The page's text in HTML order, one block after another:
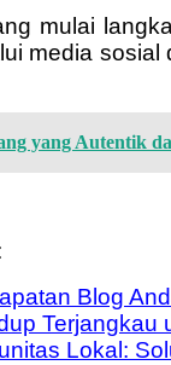
mulai
media
yang Autentik
Blog
Terjangkau
Lokal: